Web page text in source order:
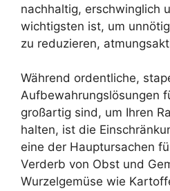
nachhaltig, erschwinglich
wichtigsten ist, um
zu reduzieren,
Während ordentliche,
Aufbewahrungslösungen
großartig sind, um Ihren
halten, ist die
eine der Hauptursachen
Verderb von Obst und
Wurzelgemüse wie